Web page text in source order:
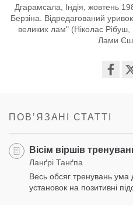
Дгарамсала, Індія, жовтень
Берзіна. Відредагований
великих лам" (Ніколас
Лами
ПОВʼЯЗАНІ СТАТТІ
Вісім віршів
Ланґрі Танґпа
Весь обсяг тренувань
установок на позитивні